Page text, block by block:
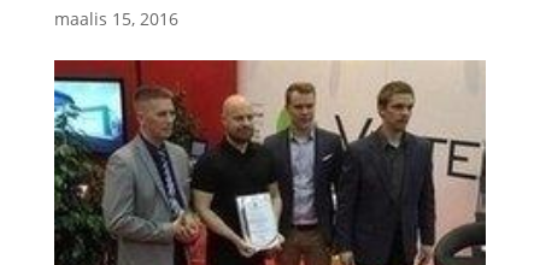
maalis 15, 2016